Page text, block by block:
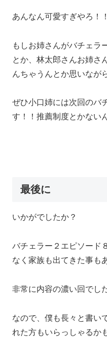
あんなん可愛すぎやろ！
もしお姉さんがバチェラ
とか、林太郎さんお姉さ
んちゃうんとか思いなが
ぜひ小口姉には次回のバ
す！！推薦制度とかない
最後に
いかがでしたか？
バチェラー２エピソード
なく家族も出てきた事も
非常に内容の濃い回でし
なので、僕も長々と書い
れた方もいらっしゃるか